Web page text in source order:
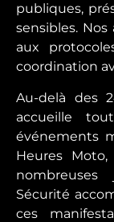
publiques,
sensibles.
aux
coordination
Au-delà des
accueille
événements
Heures
nombreuses
Sécurité
ces